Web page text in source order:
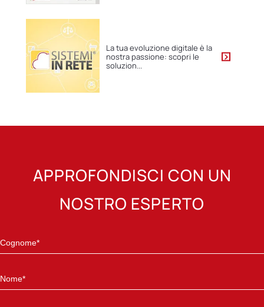
La tua evoluzione digitale è la
nostra passione: scopri le
soluzion...
APPROFONDISCI CON UN
NOSTRO ESPERTO